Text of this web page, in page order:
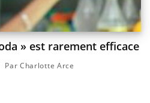
» est rarement efficace
Par Charlotte Arce